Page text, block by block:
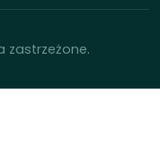
zastrzeżone.